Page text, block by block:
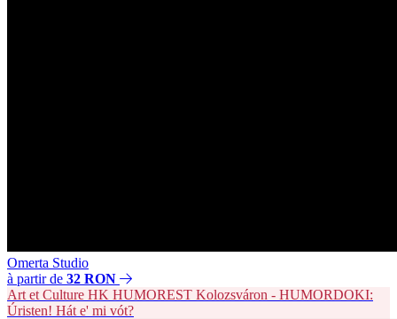
Omerta Studio
à partir de 32 RON
Art et Culture HK HUMOREST Kolozsváron - HUMORDOKI:
Úristen! Hát e' mi vót?